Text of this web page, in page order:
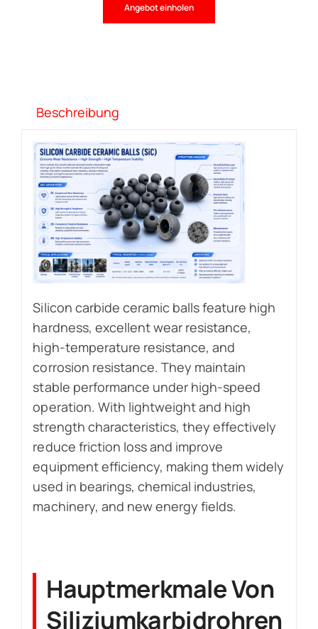
Angebot einholen
Beschreibung
Silicon carbide ceramic balls feature high
hardness, excellent wear resistance,
high-temperature resistance, and
corrosion resistance. They maintain
stable performance under high-speed
operation. With lightweight and high
strength characteristics, they effectively
reduce friction loss and improve
equipment efficiency, making them widely
used in bearings, chemical industries,
machinery, and new energy fields.
Hauptmerkmale Von
Siliziumkarbidrohren